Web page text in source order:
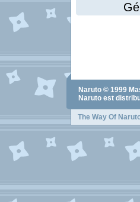
Naruto © 1999
Naruto est
The Way Of